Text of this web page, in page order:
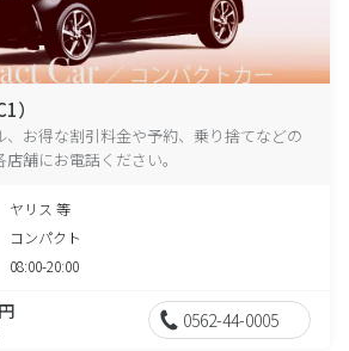
）
、お得な割引料金や予約、乗り捨てなどの
舗にお電話ください。
ヤリス 等
コンパクト
08:00-20:00
0562-44-0005